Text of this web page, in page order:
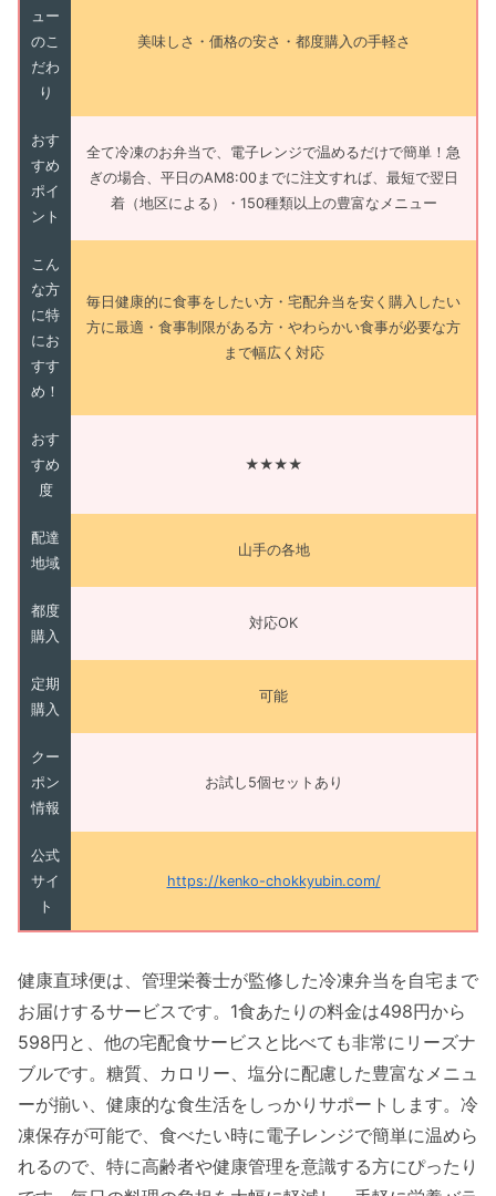
ュー
のこ
だわ
り
美味しさ・価格の安さ・都度購入の手軽さ
おす
すめ
ポイ
ント
全て冷凍のお弁当で、電子レンジで温めるだけで簡単！急
ぎの場合、平日のAM8:00までに注文すれば、最短で翌日
着（地区による）・150種類以上の豊富なメニュー
こん
な方
に特
にお
すす
め！
毎日健康的に食事をしたい方・宅配弁当を安く購入したい
方に最適・食事制限がある方・やわらかい食事が必要な方
まで幅広く対応
おす
すめ
度
★★★★
配達
地域
山手の各地
都度
購入
対応OK
定期
購入
可能
クー
ポン
情報
お試し5個セットあり
公式
サイ
ト
https://kenko-chokkyubin.com/
健康直球便は、管理栄養士が監修した冷凍弁当を自宅まで
お届けするサービスです。1食あたりの料金は498円から
598円と、他の宅配食サービスと比べても非常にリーズナ
ブルです。糖質、カロリー、塩分に配慮した豊富なメニュ
ーが揃い、健康的な食生活をしっかりサポートします。冷
凍保存が可能で、食べたい時に電子レンジで簡単に温めら
れるので、特に高齢者や健康管理を意識する方にぴったり